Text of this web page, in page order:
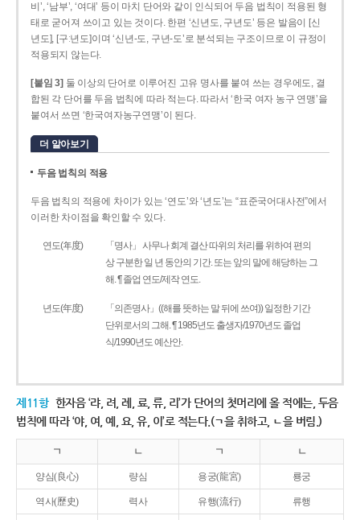
비’, ‘남부’, ‘여대’ 등이 마치 단어와 같이 인식되어 두음 법칙이 적용된 형
태로 굳어져 쓰이고 있는 것이다. 한편 ‘신년도, 구년도’ 등은 발음이 [신
년도], [구ː년도]이며 ‘신년­-도, 구년-­도’로 분석되는 구조이므로 이 규정이
적용되지 않는다.
[붙임 3] 둘 이상의 단어로 이루어진 고유 명사를 붙여 쓰는 경우에도, 결
합된 각 단어를 두음 법칙에 따라 적는다. 따라서 ‘한국 여자 농구 연맹’을
붙여서 쓰면 ‘한국여자농구연맹’이 된다.
더 알아보기
두음 법칙의 적용
두음 법칙의 적용에 차이가 있는 ‘연도’와 ‘년도’는 “표준국어대사전”에서
이러한 차이점을 확인할 수 있다.
연도(年度)
「명사」 사무나 회계 결산 따위의 처리를 위하여 편의
상 구분한 일 년 동안의 기간. 또는 앞의 말에 해당하는 그
해. ¶ 졸업 연도/제작 연도.
년도(年度)
「의존명사」((해를 뜻하는 말 뒤에 쓰여)) 일정한 기간
단위로서의 그해. ¶ 1985년도 출생자/1970년도 졸업
식/1990년도 예산안.
제11항 한자음 ‘랴, 려, 례, 료, 류, 리’가 단어의 첫머리에 올 적에는, 두음
법칙에 따라 ‘야, 여, 예, 요, 유, 이’로 적는다.(ㄱ을 취하고, ㄴ을 버림.)
ㄱ ㄴ ㄱ ㄴ
양심(良心) 량심 용궁(龍宮) 룡궁
역사(歷史) 력사 유행(流行) 류행